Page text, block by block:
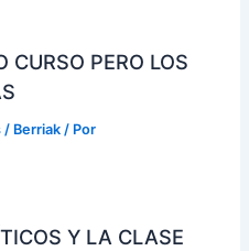
CURSO PERO LOS
/ Berriak / Por
Y LA CLASE